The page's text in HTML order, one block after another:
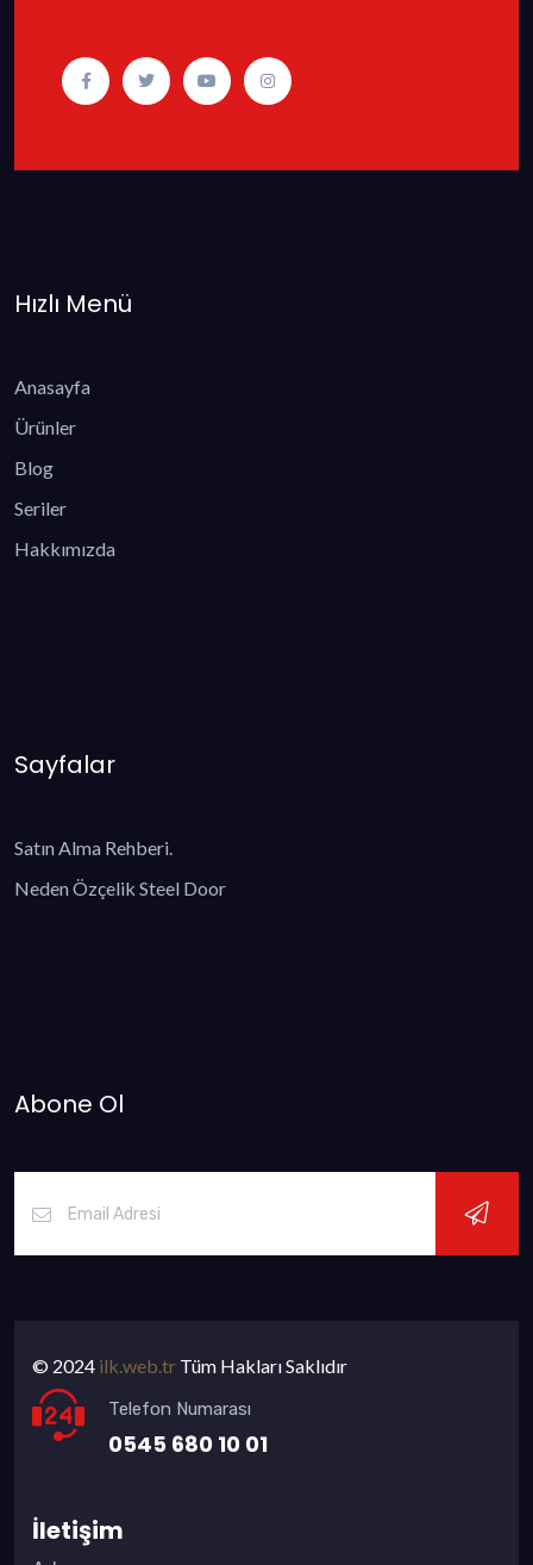
Hızlı Menü
Anasayfa
Ürünler
Blog
Seriler
Hakkımızda
Sayfalar
Satın Alma Rehberi.
Neden Özçelik Steel Door
Abone Ol
© 2024 ilk.web.tr Tüm Hakları Saklıdır
Telefon Numarası
0545 680 10 01
İletişim